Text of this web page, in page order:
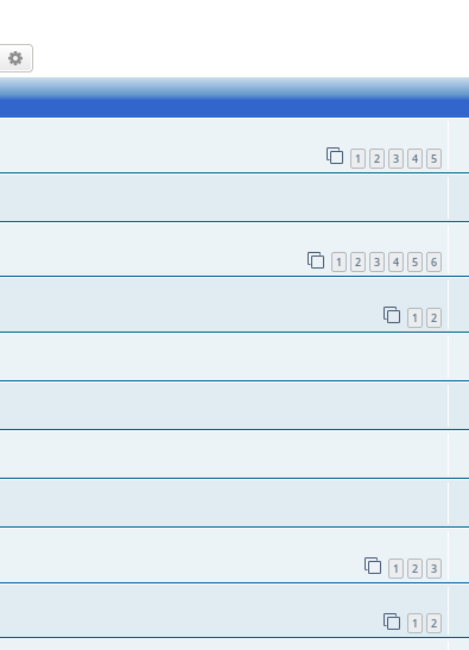
Rechercher
1 2 3 4 5
1 2 3 4 5 6
1 2
1 2 3
1 2